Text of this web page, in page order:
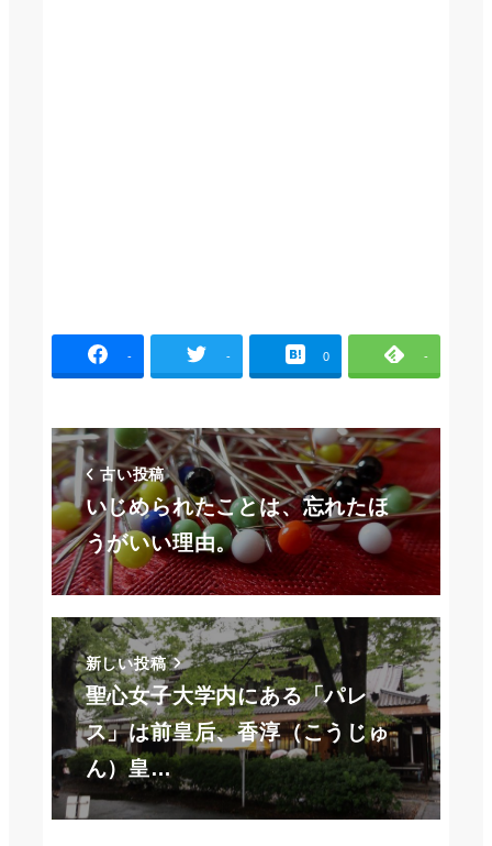
- - 0 -
古い投稿
いじめられたことは、忘れたほ
うがいい理由。
新しい投稿
聖心女子大学内にある「パレ
ス」は前皇后、香淳（こうじゅ
ん）皇…